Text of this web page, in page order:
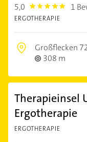
5,0 5.0 1
ERGOTHERAPIE
Großflecken
308 m
Therapieinsel
Ergotherapie
ERGOTHERAPIE